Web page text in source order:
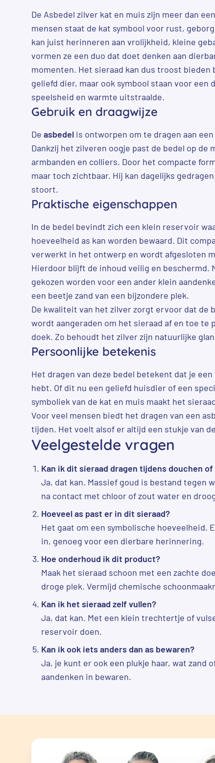
De Asbedel zilver kat en muis zijn meer dan
mensen staat de kat symbool voor rust,
kan juist herinneren aan vrolijkheid, kleine
vormen ze een duo dat doet denken aan
momenten. Het sieraad kan dus troost bieden
geliefd dier, maar ook symbool staan voor een
speelsheid en warmte uitstraalde.
Gebruik en draagwijze
De asbedel is ontworpen om te dragen aan
Dankzij het zilveren oogje past de bedel op de
armbanden en colliers. Door het compacte
maar toch zichtbaar. Hij kan dagelijks
stoort.
Praktische eigenschappen
In de bedel bevindt zich een klein reservoir
hoeveelheid as kan worden bewaard. Dit
verwerkt in het ontwerp en wordt afgesloten
Hierdoor blijft de inhoud veilig en beschermd.
gekozen worden voor een ander klein
een beetje zand van een bijzondere plek.
De kwaliteit van het zilver zorgt ervoor dat de
wordt aangeraden om het sieraad af en toe te
doek. Zo behoudt het zilver zijn natuurlijke
Persoonlijke betekenis
Het dragen van deze bedel betekent dat je
hebt. Of dit nu een geliefd huisdier of een
symboliek van de kat en muis maakt het
Voor veel mensen biedt het dragen van een
tijden. Het voelt alsof er altijd een stukje van
Veelgestelde vragen
Kan ik dit sieraad dragen tijdens douchen
Ja, dat kan. Massief goud is bestand tegen
na contact met chloor of zout water en
Hoeveel as past er in dit sieraad?
Het gaat om een symbolische hoeveelheid.
in, genoeg voor een dierbare herinnering.
Hoe onderhoud ik dit product?
Maak het sieraad schoon met een zachte
droge plek. Vermijd chemische
Kan ik het sieraad zelf vullen?
Ja, dat kan. Met een klein trechtertje of
reservoir doen.
Kan ik ook iets anders dan as bewaren?
Ja, je kunt er ook een plukje haar, wat zand
aandenken in bewaren.